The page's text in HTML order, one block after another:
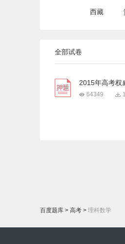
西藏
全部试卷
2015年高考权
64349
百度题库 > 高考 > 理科数学